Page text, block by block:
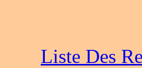
Liste Des